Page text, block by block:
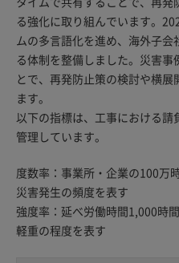
る強化に取り組んでいます。
ムの多言語化を進め、海外子
る体制を整備しました。災害
とで、再発防止策の検討や横
ます。
以下の指標は、工事における請
管理しています。
度数率：事業所・企業の100万
災害発生の頻度を表す
強度率：延べ労働時間1,000時
軽重の程度を表す